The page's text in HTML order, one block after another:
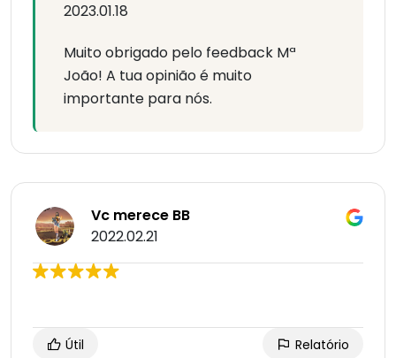
2023.01.18
Muito obrigado pelo feedback Mª
João! A tua opinião é muito
importante para nós.
Vc merece BB
2022.02.21
Útil Relatório